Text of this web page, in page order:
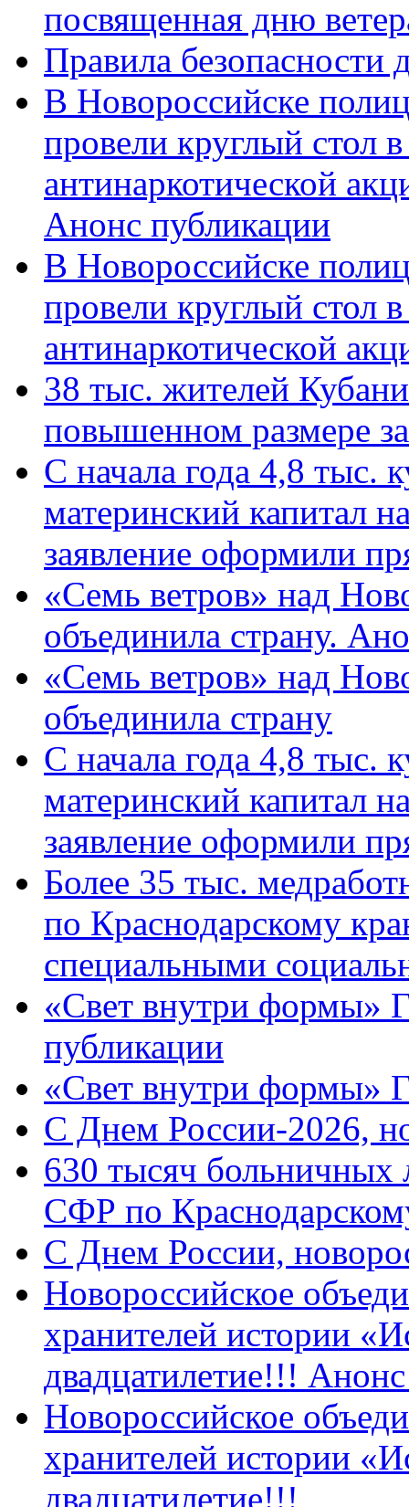
посвященная дню
Правила безопасности
В Новороссийске
провели круглый стол
антинаркотической
Анонс публикации
В Новороссийске
провели круглый стол
антинаркотической
38 тыс. жителей
повышенном размере
С начала года 4,8 тыс.
материнский капитал
заявление оформили
«Семь ветров» над
объединила страну.
«Семь ветров» над
объединила страну
С начала года 4,8 тыс.
материнский капитал
заявление оформили
Более 35 тыс.
по Краснодарскому
специальными
«Свет внутри формы»
публикации
«Свет внутри формы»
C Днем России-2026,
630 тысяч больничных
СФР по
C Днем России,
Новороссийское
хранителей истории
двадцатилетие!!!
Новороссийское
хранителей истории
двадцатилетие!!!